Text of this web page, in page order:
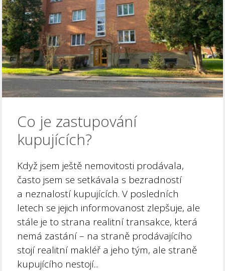
Co je zastupování
kupujících?
Když jsem ještě nemovitosti prodávala,
často jsem se setkávala s bezradností
a neznalostí kupujících. V posledních
letech se jejich informovanost zlepšuje, ale
stále je to strana realitní transakce, která
nemá zastání – na straně prodávajícího
stojí realitní makléř a jeho tým, ale straně
kupujícího nestojí...